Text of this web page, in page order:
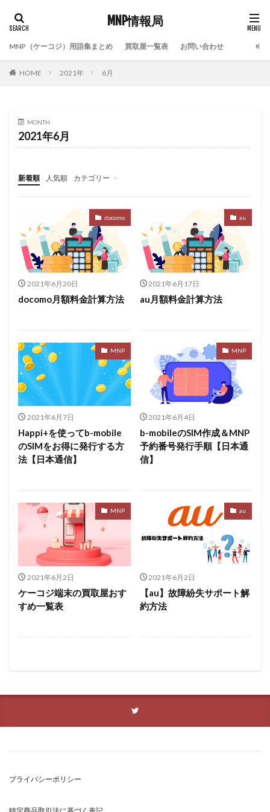
MNP情報局
MNP（ケーコジ）用語集まとめ 買取屋一覧表 お問い合わせ
HOME 2021年 6月
MONTH
2021年6月
新着順 人気順
カテゴリー
限定コンテンツ
docomo
2021年6月20日
docomo月額料金計算方法
au
2021年6月17日
au月額料金計算方法
MNP
2021年6月7日
Happi+を使ってb-mobile
のSIMをお得に発行する方
法【日本通信】
MNP
2021年6月4日
b-mobileのSIM作成＆MNP
予約番号発行手順【日本通
信】
MNP
2021年6月2日
ケーコジ端末の買取屋おす
すめ一覧表
au
2021年6月2日
【au】故障紛失サポート解
約方法
プライバシーポリシー